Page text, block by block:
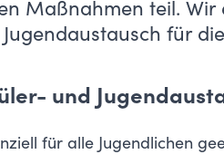
Maßnahmen teil.
für
und
für alle Jugendlichen